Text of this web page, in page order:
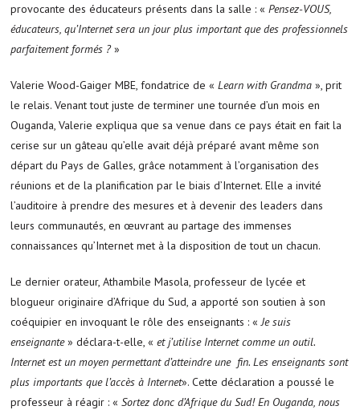
provocante des éducateurs présents dans la salle : «Pensez-VOUS,
éducateurs, qu’Internet sera un jour plus important que des professionnels
parfaitement formés ?»
Valerie Wood-Gaiger MBE, fondatrice de «Learn with Grandma », prit
le relais. Venant tout juste de terminer une tournée d’un mois en
Ouganda, Valerie expliqua que sa venue dans ce pays était en fait la
cerise sur un gâteau qu’elle avait déjà préparé avant même son
départ du Pays de Galles, grâce notamment à l’organisation des
réunions et de la planification par le biais d’Internet. Elle a invité
l’auditoire à prendre des mesures et à devenir des leaders dans
leurs communautés, en œuvrant au partage des immenses
connaissances qu’Internet met à la disposition de tout un chacun.
Le dernier orateur, Athambile Masola, professeur de lycée et
blogueur originaire d’Afrique du Sud, a apporté son soutien à son
coéquipier en invoquant le rôle des enseignants : «Je suis
enseignante» déclara-t-elle, «et j’utilise Internet comme un outil.
Internet est un moyen permettant d’atteindre une fin. Les enseignants sont
plus importants que l’accès à Internet». Cette déclaration a poussé le
professeur à réagir : «Sortez donc d’Afrique du Sud! En Ouganda, nous